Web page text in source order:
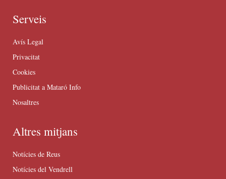
Serveis
Avís Legal
Privacitat
Cookies
Publicitat a Mataró Info
Nosaltres
Altres mitjans
Notícies de Reus
Notícies del Vendrell